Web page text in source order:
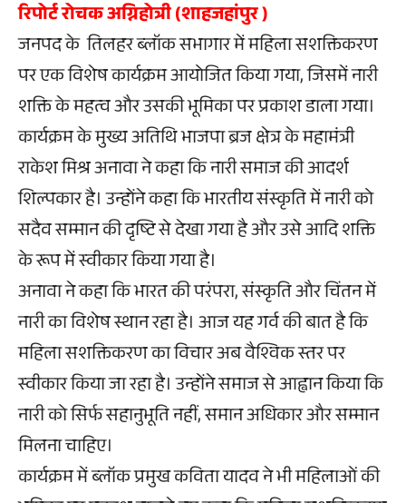
रिपोर्ट रोचक अग्निहोत्री (शाहजहांपुर )
जनपद के तिलहर ब्लॉक सभागार में महिला सशक्तिकरण
पर एक विशेष कार्यक्रम आयोजित किया गया, जिसमें नारी
शक्ति के महत्व और उसकी भूमिका पर प्रकाश डाला गया।
कार्यक्रम के मुख्य अतिथि भाजपा ब्रज क्षेत्र के महामंत्री
राकेश मिश्र अनावा ने कहा कि नारी समाज की आदर्श
शिल्पकार है। उन्होंने कहा कि भारतीय संस्कृति में नारी को
सदैव सम्मान की दृष्टि से देखा गया है और उसे आदि शक्ति
के रूप में स्वीकार किया गया है।
अनावा ने कहा कि भारत की परंपरा, संस्कृति और चिंतन में
नारी का विशेष स्थान रहा है। आज यह गर्व की बात है कि
महिला सशक्तिकरण का विचार अब वैश्विक स्तर पर
स्वीकार किया जा रहा है। उन्होंने समाज से आह्वान किया कि
नारी को सिर्फ सहानुभूति नहीं, समान अधिकार और सम्मान
मिलना चाहिए।
कार्यक्रम में ब्लॉक प्रमुख कविता यादव ने भी महिलाओं की